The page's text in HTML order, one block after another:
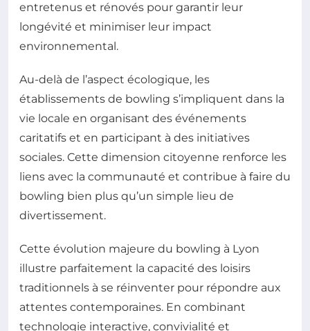
entretenus et rénovés pour garantir leur
longévité et minimiser leur impact
environnemental.
Au-delà de l’aspect écologique, les
établissements de bowling s’impliquent dans la
vie locale en organisant des événements
caritatifs et en participant à des initiatives
sociales. Cette dimension citoyenne renforce les
liens avec la communauté et contribue à faire du
bowling bien plus qu’un simple lieu de
divertissement.
Cette évolution majeure du bowling à Lyon
illustre parfaitement la capacité des loisirs
traditionnels à se réinventer pour répondre aux
attentes contemporaines. En combinant
technologie interactive, convivialité et